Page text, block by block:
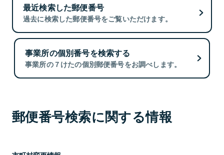
最近検索した郵便番号
過去に検索した郵便番号をご覧いただけます。
事業所の個別番号を検索する
事業所の７けたの個別郵便番号をお調べします。
郵便番号検索に関する情報